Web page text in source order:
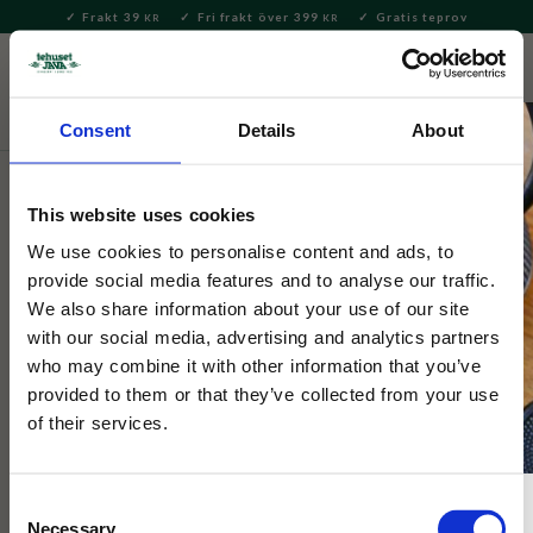
Consent Details About
This website uses cookies
We use cookies to personalise content and ads, to
provide social media features and to analyse our traffic.
We also share information about your use of our site
with our social media, advertising and analytics partners
who may combine it with other information that you’ve
provided to them or that they’ve collected from your use
of their services.
Necessary
Meny
Frakt 39 KR Fri frakt över 399 KR Gratis teprov
Presenter och set
Tehuset Java
Presentkit- Guld Värd
Gåvoset med te, kaffe, geléhjärtan och biscotti! Perfekt att ge
till läraren, studenten eller någon man tycker är guld värd.